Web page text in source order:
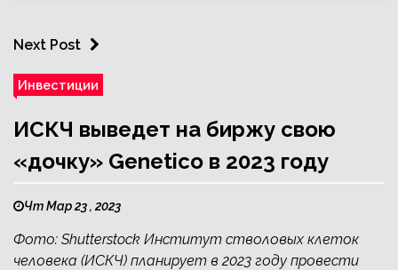
Next Post
Инвестиции
ИСКЧ выведет на биржу свою
«дочку» Genetico в 2023 году
Чт Мар 23 , 2023
Фото: Shutterstock Институт стволовых клеток
человека (ИСКЧ) планирует в 2023 году провести